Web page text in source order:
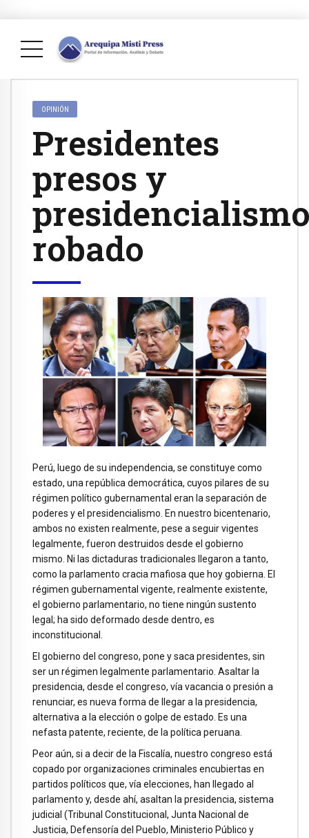
OPINIÓN
Presidentes
presos y
robado
Perú, luego de su independencia, se constituye como
estado, una república democrática, cuyos pilares de su
régimen político gubernamental eran la separación de
poderes y el presidencialismo. En nuestro bicentenario,
ambos no existen realmente, pese a seguir vigentes
legalmente, fueron destruidos desde el gobierno
mismo. Ni las dictaduras tradicionales llegaron a tanto,
como la parlamento cracia mafiosa que hoy gobierna. El
régimen gubernamental vigente, realmente existente,
el gobierno parlamentario, no tiene ningún sustento
legal; ha sido deformado desde dentro, es
inconstitucional.
El gobierno del congreso, pone y saca presidentes, sin
ser un régimen legalmente parlamentario. Asaltar la
presidencia, desde el congreso, vía vacancia o presión a
renunciar, es nueva forma de llegar a la presidencia,
alternativa a la elección o golpe de estado. Es una
nefasta patente, reciente, de la política peruana.
Peor aún, si a decir de la Fiscalía, nuestro congreso está
copado por organizaciones criminales encubiertas en
partidos políticos que, vía elecciones, han llegado al
parlamento y, desde ahí, asaltan la presidencia, sistema
judicial (Tribunal Constitucional, Junta Nacional de
Justicia, Defensoría del Pueblo, Ministerio Público y